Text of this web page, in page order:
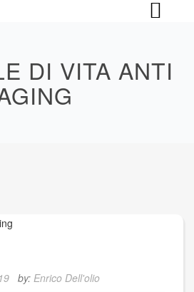
DI VITA ANTI
by: Enrico Dell'olio